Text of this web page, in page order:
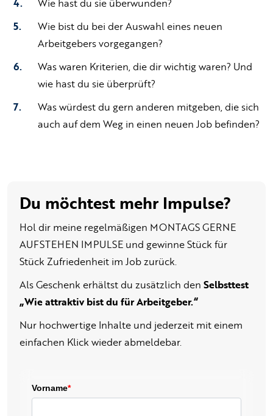
Wie bist du bei der Auswahl eines neuen
Arbeitgebers vorgegangen?
Was waren Kriterien, die dir wichtig waren? Und
wie hast du sie überprüft?
Was würdest du gern anderen mitgeben, die sich
auch auf dem Weg in einen neuen Job befinden?
Du möchtest mehr Impulse?
Hol dir meine regelmäßigen MONTAGS GERNE
AUFSTEHEN IMPULSE und gewinne Stück für
Stück Zufriedenheit im Job zurück.
Als Geschenk erhältst du zusätzlich den Selbsttest
„Wie attraktiv bist du für Arbeitgeber.“
Nur hochwertige Inhalte und jederzeit mit einem
einfachen Klick wieder abmeldebar.
Vorname*